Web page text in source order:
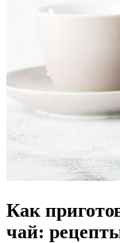
Как
чай: